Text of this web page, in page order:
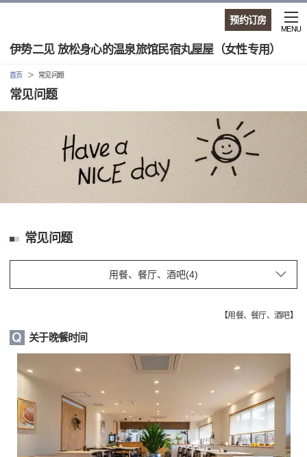
预约订房
伊势二见 放松身心的温泉旅馆民宿丸屋屋（女性专用）
MENU
首页 常见问题
常见问题
常见问题
【用餐、餐厅、酒吧】
关于晚餐时间